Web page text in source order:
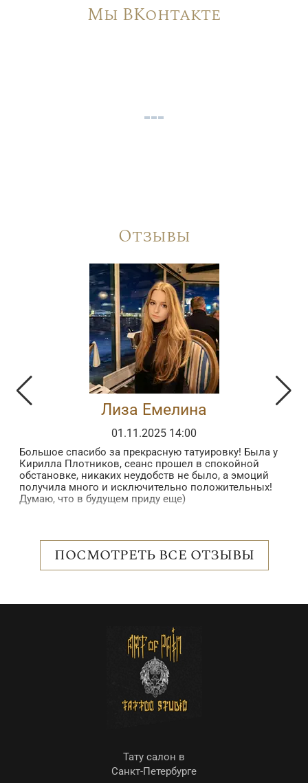
Мы ВКонтакте
Отзывы
Лиза Емелина
01.11.2025 14:00
Большое спасибо за прекрасную татуировку! Была у
Кирилла Плотников, сеанс прошел в спокойной
обстановке, никаких неудобств не было, а эмоций
получила много и исключительно положительных!
Думаю, что в будущем приду еще)
ПОСМОТРЕТЬ ВСЕ ОТЗЫВЫ
Тату салон в
Санкт-Петербурге